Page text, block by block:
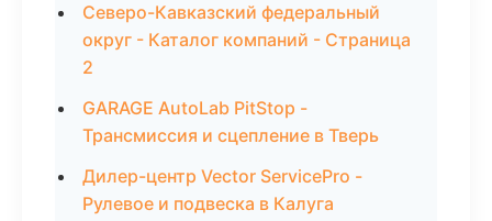
Северо-Кавказский федеральный
округ - Каталог компаний - Страница
2
GARAGE AutoLab PitStop -
Трансмиссия и сцепление в Тверь
Дилер-центр Vector ServicePro -
Рулевое и подвеска в Калуга